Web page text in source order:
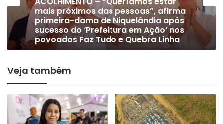
ACOLHIMENTO – “Queríamos estar
mais próximos das pessoas”, afirma
primeira-dama de Niquelândia após
sucesso do ‘Prefeitura em Ação’ nos
povoados Faz Tudo e Quebra Linha
24 de julho de 2026
DE OLHO EM 2028 | Vice-prefeito
Gervam Freitas oficializa apoio a
Lissauer Vieira após rompimento
com prefeito em Niquelândia
Veja também